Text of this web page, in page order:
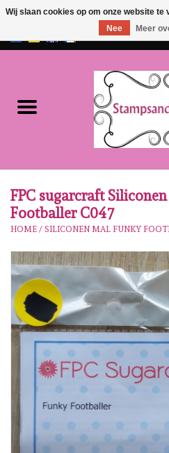
EUR/GBP
NIEUW!!
Workshops
Onze Merken
Mallen
Stempels
FPC sugarcraft
Footballer C047
HOME / SILICONEN MAL FUNKY
Wij slaan cookies op om onze website
Nee
Meer